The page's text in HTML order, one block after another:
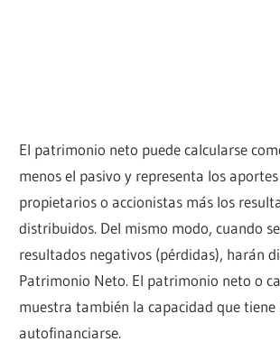
El patrimonio neto puede calcularse
menos el pasivo y representa los
propietarios o accionistas más los
distribuidos. Del mismo modo, cuando
resultados negativos (pérdidas), harán
Patrimonio Neto. El patrimonio neto o
muestra también la capacidad que tiene
autofinanciarse.